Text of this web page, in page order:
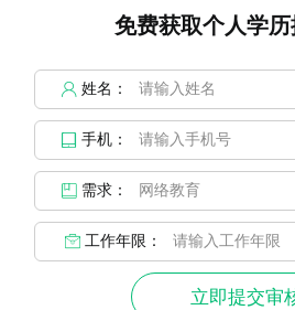
免费获取个人学
姓名：
手机：
需求：
工作年限：
立即提交审